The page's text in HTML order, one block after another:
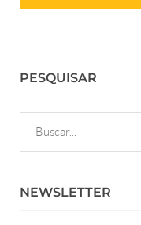
PESQUISAR
NEWSLETTER